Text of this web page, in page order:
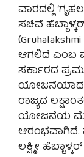
ವಾರದಲ್ಲಿ
ಸಚಿವೆ
ಆಗಲಿದೆ ಎಂಬ
ಸರ್ಕಾರದ
ಯೋಜನೆಯಾದ
ರಾಜ್ಯದ
ಯೋಜನೆಯ ಮೇ
ಆರಂಭವಾಗಿದೆ.
ಲಕ್ಷ್ಮೀ